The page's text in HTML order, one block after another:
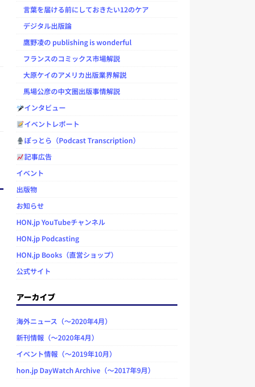
言葉を届ける前にしておきたい12のケア
デジタル出版論
鷹野凌の publishing is wonderful
フランスのコミックス市場解説
大原ケイのアメリカ出版業界解説
馬場公彦の中文圏出版事情解説
インタビュー
イベントレポート
ぽっとら（Podcast Transcription）
記事広告
イベント
出版物
お知らせ
HON.jp YouTubeチャンネル
HON.jp Podcasting
HON.jp Books（直営ショップ）
公式サイト
アーカイブ
海外ニュース（～2020年4月）
新刊情報（～2020年4月）
イベント情報（～2019年10月）
hon.jp DayWatch Archive（～2017年9月）